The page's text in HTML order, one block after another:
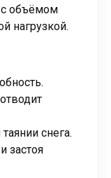
с объёмом
нагрузкой.
снега.
застоя